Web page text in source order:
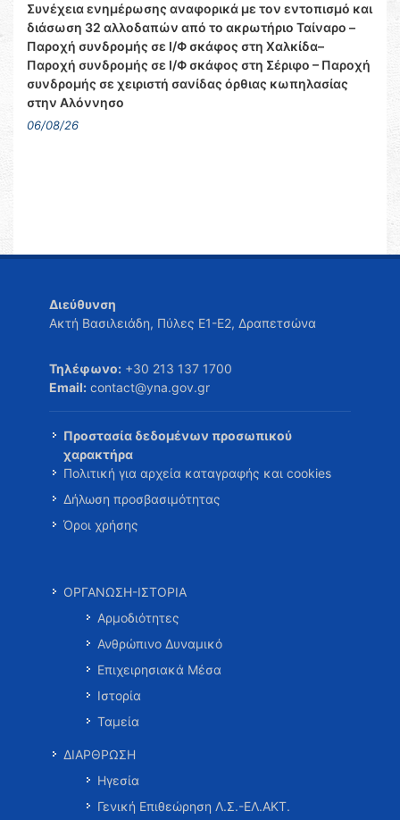
Συνέχεια ενημέρωσης αναφορικά με τον εντοπισμό και
διάσωση 32 αλλοδαπών από το ακρωτήριο Ταίναρο –
Παροχή συνδρομής σε Ι/Φ σκάφος στη Χαλκίδα–
Παροχή συνδρομής σε Ι/Φ σκάφος στη Σέριφο – Παροχή
συνδρομής σε χειριστή σανίδας όρθιας κωπηλασίας
στην Αλόννησο
06/08/26
Διεύθυνση
Ακτή Βασιλειάδη, Πύλες Ε1-Ε2, Δραπετσώνα
Τηλέφωνο: +30 213 137 1700
Email: contact@yna.gov.gr
Προστασία δεδομένων προσωπικού
χαρακτήρα
Πολιτική για αρχεία καταγραφής και cookies
Δήλωση προσβασιμότητας
Όροι χρήσης
ΟΡΓΑΝΩΣΗ-ΙΣΤΟΡΙΑ
Αρμοδιότητες
Ανθρώπινο Δυναμικό
Επιχειρησιακά Μέσα
Ιστορία
Ταμεία
ΔΙΑΡΘΡΩΣΗ
Ηγεσία
Γενική Επιθεώρηση Λ.Σ.-ΕΛ.ΑΚΤ.